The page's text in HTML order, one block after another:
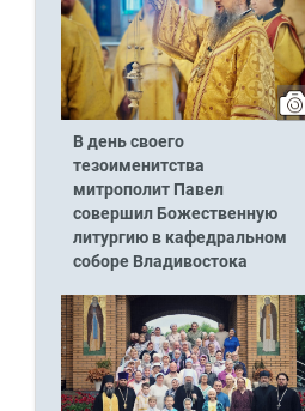
В день своего
тезоименитства
митрополит Павел
совершил Божественную
литургию в кафедральном
соборе Владивостока